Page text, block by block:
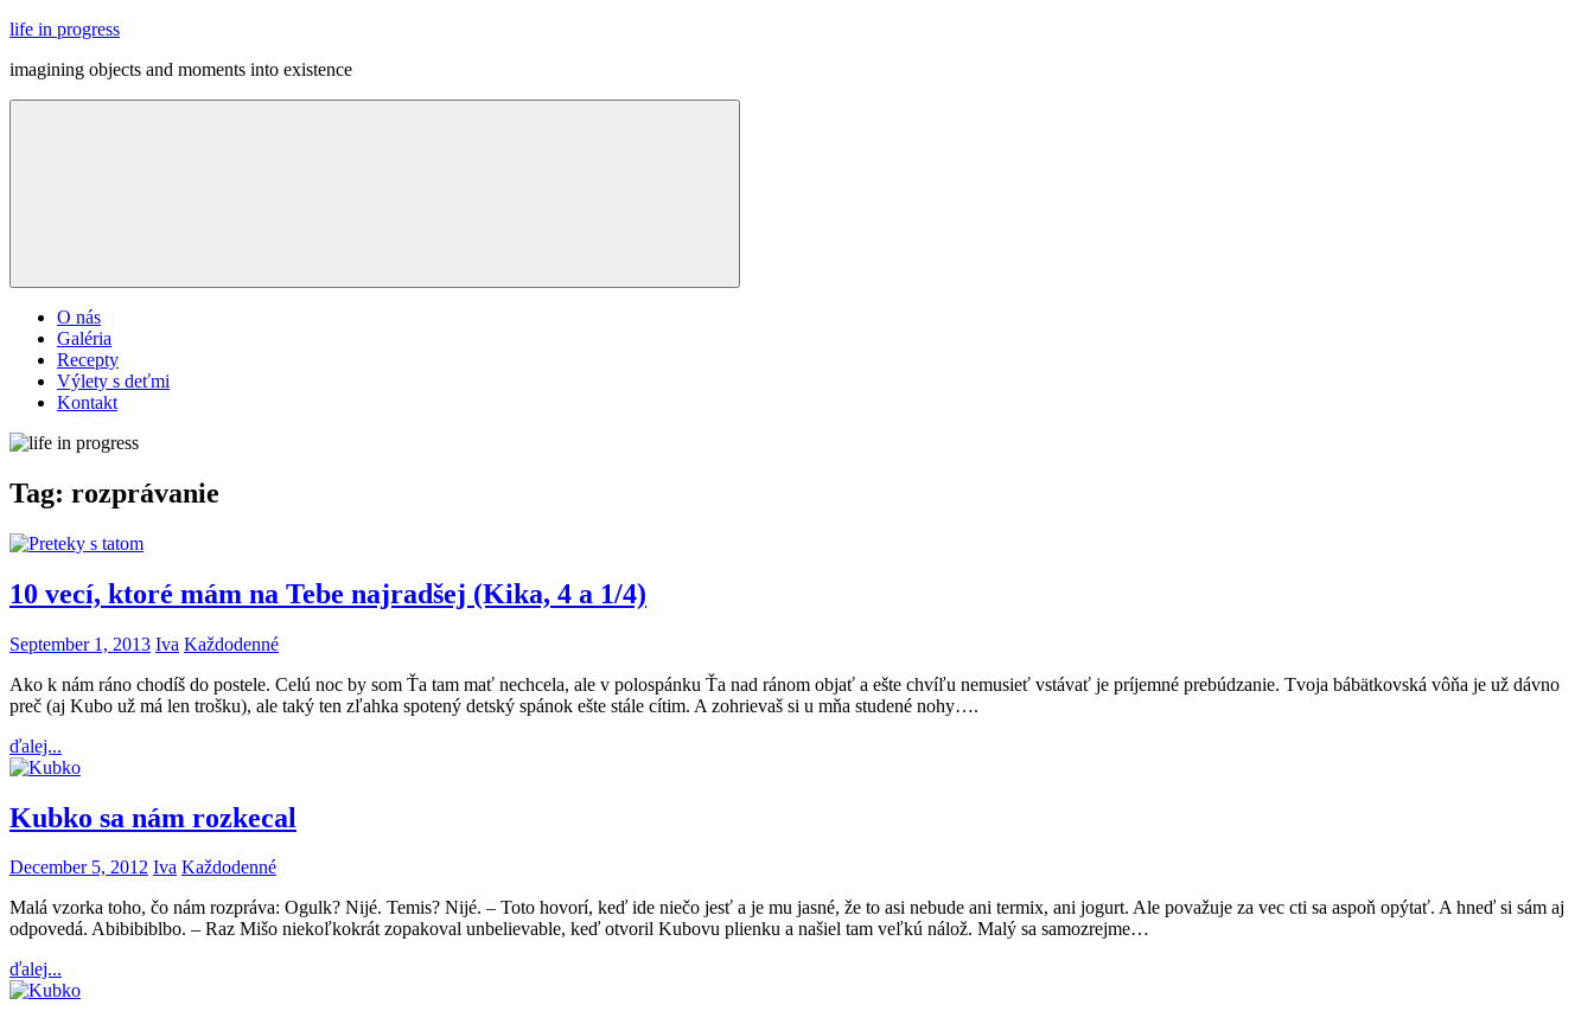
Skip
content
life in progress
imagining objects and moments into existence
Menu
O nás
Galéria
Recepty
Výlety s deťmi
Kontakt
Tag: rozprávanie
10 vecí, ktoré mám na Tebe najradšej (Kika, 4 a 1/4)
September 1, 2013 Iva Každodenné
Ako k nám ráno chodíš do postele. Celú noc by som Ťa tam mať nechcela, ale v polospánku Ťa nad ránom objať a ešte chvíľu nemusieť vstávať je príjemné prebúdzanie. Tvoja bábätkovská vôňa je už dávno
preč (aj Kubo už má len trošku), ale taký ten zľahka spotený detský spánok ešte stále cítim. A zohrievaš si u mňa studené nohy….
ďalej...
Kubko sa nám rozkecal
December 5, 2012 Iva Každodenné
Malá vzorka toho, čo nám rozpráva: Ogulk? Nijé. Temis? Nijé. – Toto hovorí, keď ide niečo jesť a je mu jasné, že to asi nebude ani termix, ani jogurt. Ale považuje za vec cti sa aspoň opýtať. A hneď si sám aj
odpovedá. Abibibiblbo. – Raz Mišo niekoľkokrát zopakoval unbelievable, keď otvoril Kubovu plienku a našiel tam veľkú nálož. Malý sa samozrejme…
ďalej...